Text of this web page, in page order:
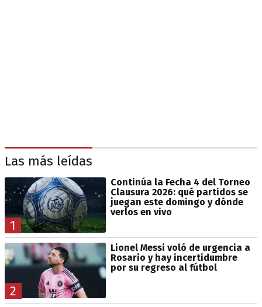
Las más leídas
1
Continúa la Fecha 4 del Torneo
Clausura 2026: qué partidos se
juegan este domingo y dónde
verlos en vivo
2
Lionel Messi voló de urgencia a
Rosario y hay incertidumbre
por su regreso al fútbol